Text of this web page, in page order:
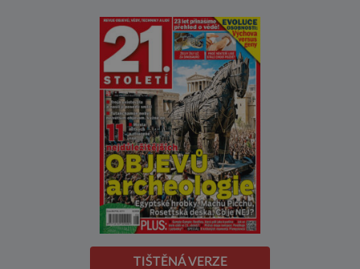
TIŠTĚNÁ VERZE